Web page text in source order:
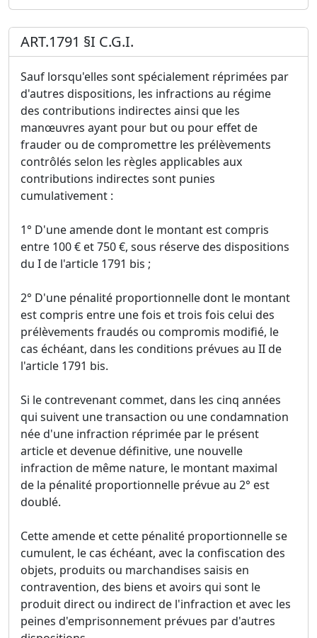
ART.1791 §I C.G.I.
Sauf lorsqu'elles sont spécialement réprimées par
d'autres dispositions, les infractions au régime
des contributions indirectes ainsi que les
manœuvres ayant pour but ou pour effet de
frauder ou de compromettre les prélèvements
contrôlés selon les règles applicables aux
contributions indirectes sont punies
cumulativement :
1° D'une amende dont le montant est compris
entre 100 € et 750 €, sous réserve des dispositions
du I de l'article 1791 bis ;
2° D'une pénalité proportionnelle dont le montant
est compris entre une fois et trois fois celui des
prélèvements fraudés ou compromis modifié, le
cas échéant, dans les conditions prévues au II de
l'article 1791 bis.
Si le contrevenant commet, dans les cinq années
qui suivent une transaction ou une condamnation
née d'une infraction réprimée par le présent
article et devenue définitive, une nouvelle
infraction de même nature, le montant maximal
de la pénalité proportionnelle prévue au 2° est
doublé.
Cette amende et cette pénalité proportionnelle se
cumulent, le cas échéant, avec la confiscation des
objets, produits ou marchandises saisis en
contravention, des biens et avoirs qui sont le
produit direct ou indirect de l'infraction et avec les
peines d'emprisonnement prévues par d'autres